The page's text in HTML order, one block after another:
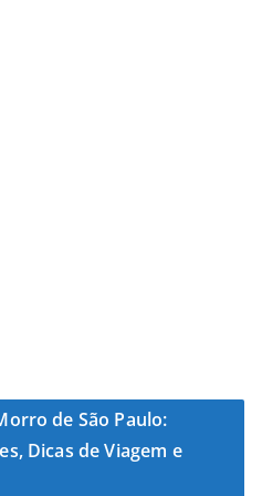
de São Paulo:
Dicas de Viagem e